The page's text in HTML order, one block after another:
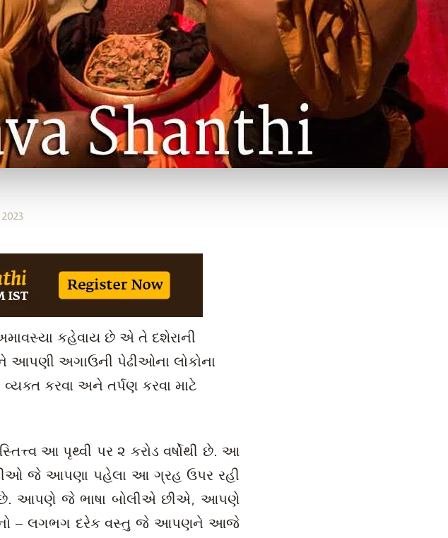
2023
કહેવાય છે એ તે દશેરાની
અગાઉની પેઢીઓના લોકોના
કરવા અને તર્પણ કરવા માટે
આ પૃથ્વી પર ૨ કરોડ વર્ષોથી છે. આ
જે આપણા પહેલા આ ગ્રહ ઉપર રહી
આપણે જે ભાષા બોલીએ છીએ, આપણે
– લગભગ દરેક વસ્તુ જે આપણને આજે